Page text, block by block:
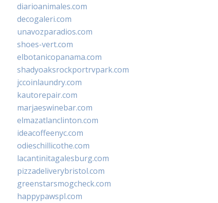
diarioanimales.com
decogaleri.com
unavozparadios.com
shoes-vert.com
elbotanicopanama.com
shadyoaksrockportrvpark.com
jccoinlaundry.com
kautorepair.com
marjaeswinebar.com
elmazatlanclinton.com
ideacoffeenyc.com
odieschillicothe.com
lacantinitagalesburg.com
pizzadeliverybristol.com
greenstarsmogcheck.com
happypawspl.com